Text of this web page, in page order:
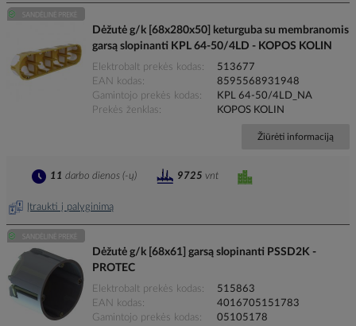
Dėžutė g/k [68x280x50] keturguba su membranomis
garsą slopinanti KPL 64-50/4LD - KOPOS KOLIN
Elektrobalt prekės kodas
513677
EAN kodas
8595568931948
Gamintojo prekės kodas
KPL 64-50/4LD_NA
Prekės ženklas
KOPOS KOLIN
Žiūrėti informaciją
Įtraukti į palyginimą
11 darbo dienos (-ų) 9725 vnt
Dėžutė g/k [68x61] garsą slopinanti PSSD2K -
PROTEC
Elektrobalt prekės kodas
515863
EAN kodas
4016705151783
Gamintojo prekės kodas
05105178